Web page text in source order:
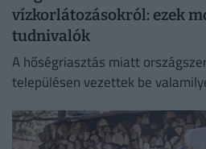
vízkorlátozásokról: ezek
tudnivalók
A hőségriasztás miatt
településen vezettek be